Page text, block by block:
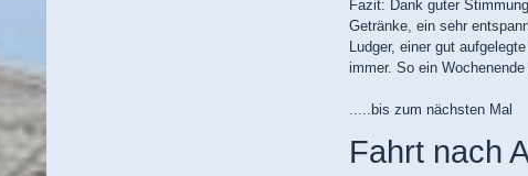
Fazit: Dank guter
Getränke, ein sehr
Ludger, einer gut
immer. So ein
.....bis zum nächsten Mal
Fahrt nach